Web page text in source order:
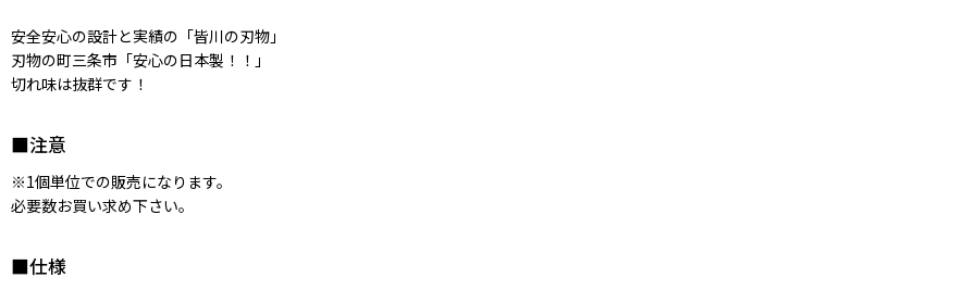
安全安心の設計と実績の「皆川の刃物」
刃物の町三条市「安心の日本製！！」
切れ味は抜群です！
■注意
※1個単位での販売になります。
必要数お買い求め下さい。
■仕様